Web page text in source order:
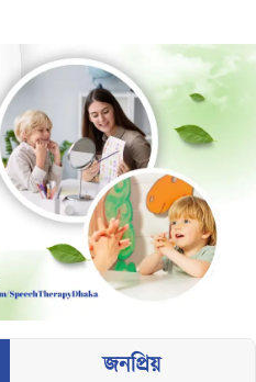
এক বিজ্ঞপ্তিতে জানানো
জনপ্রিয়